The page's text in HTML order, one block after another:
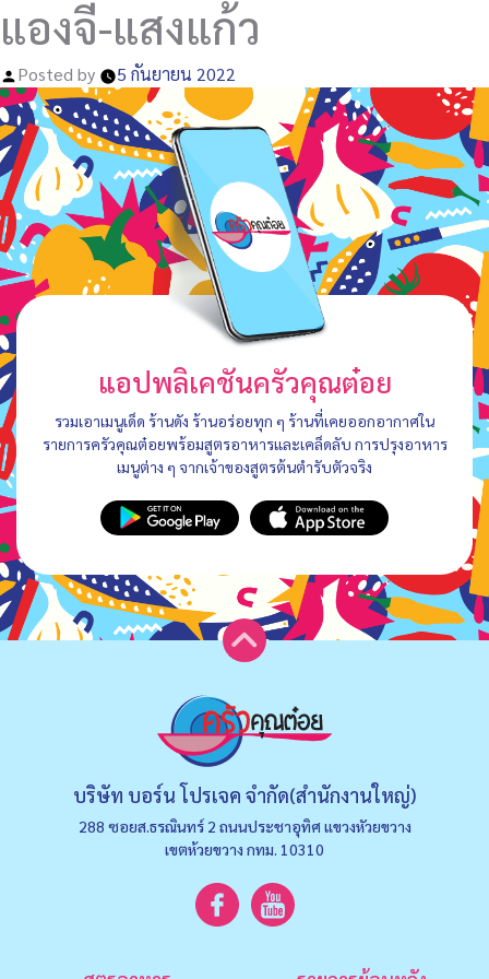
แองจี้-แสงแก้ว
Posted by 5 กันยายน 2022
แอปพลิเคชันครัวคุณต๋อย
รวมเอาเมนูเด็ด ร้านดัง ร้านอร่อยทุก ๆ ร้านที่เคยออกอากาศใน
รายการครัวคุณต๋อยพร้อมสูตรอาหารและเคล็ดลับ การปรุงอาหาร
เมนูต่าง ๆ จากเจ้าของสูตรต้นตำรับตัวจริง
บริษัท บอร์น โปรเจค จำกัด(สำนักงานใหญ่)
288 ซอยส.ธรณินทร์ 2 ถนนประชาอุทิศ แขวงหัวยขวาง
เขตห้วยขวาง กทม. 10310